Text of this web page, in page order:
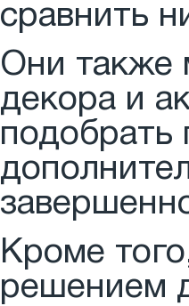
сравнить
Они также
декора и
подобрать
Кроме
решением